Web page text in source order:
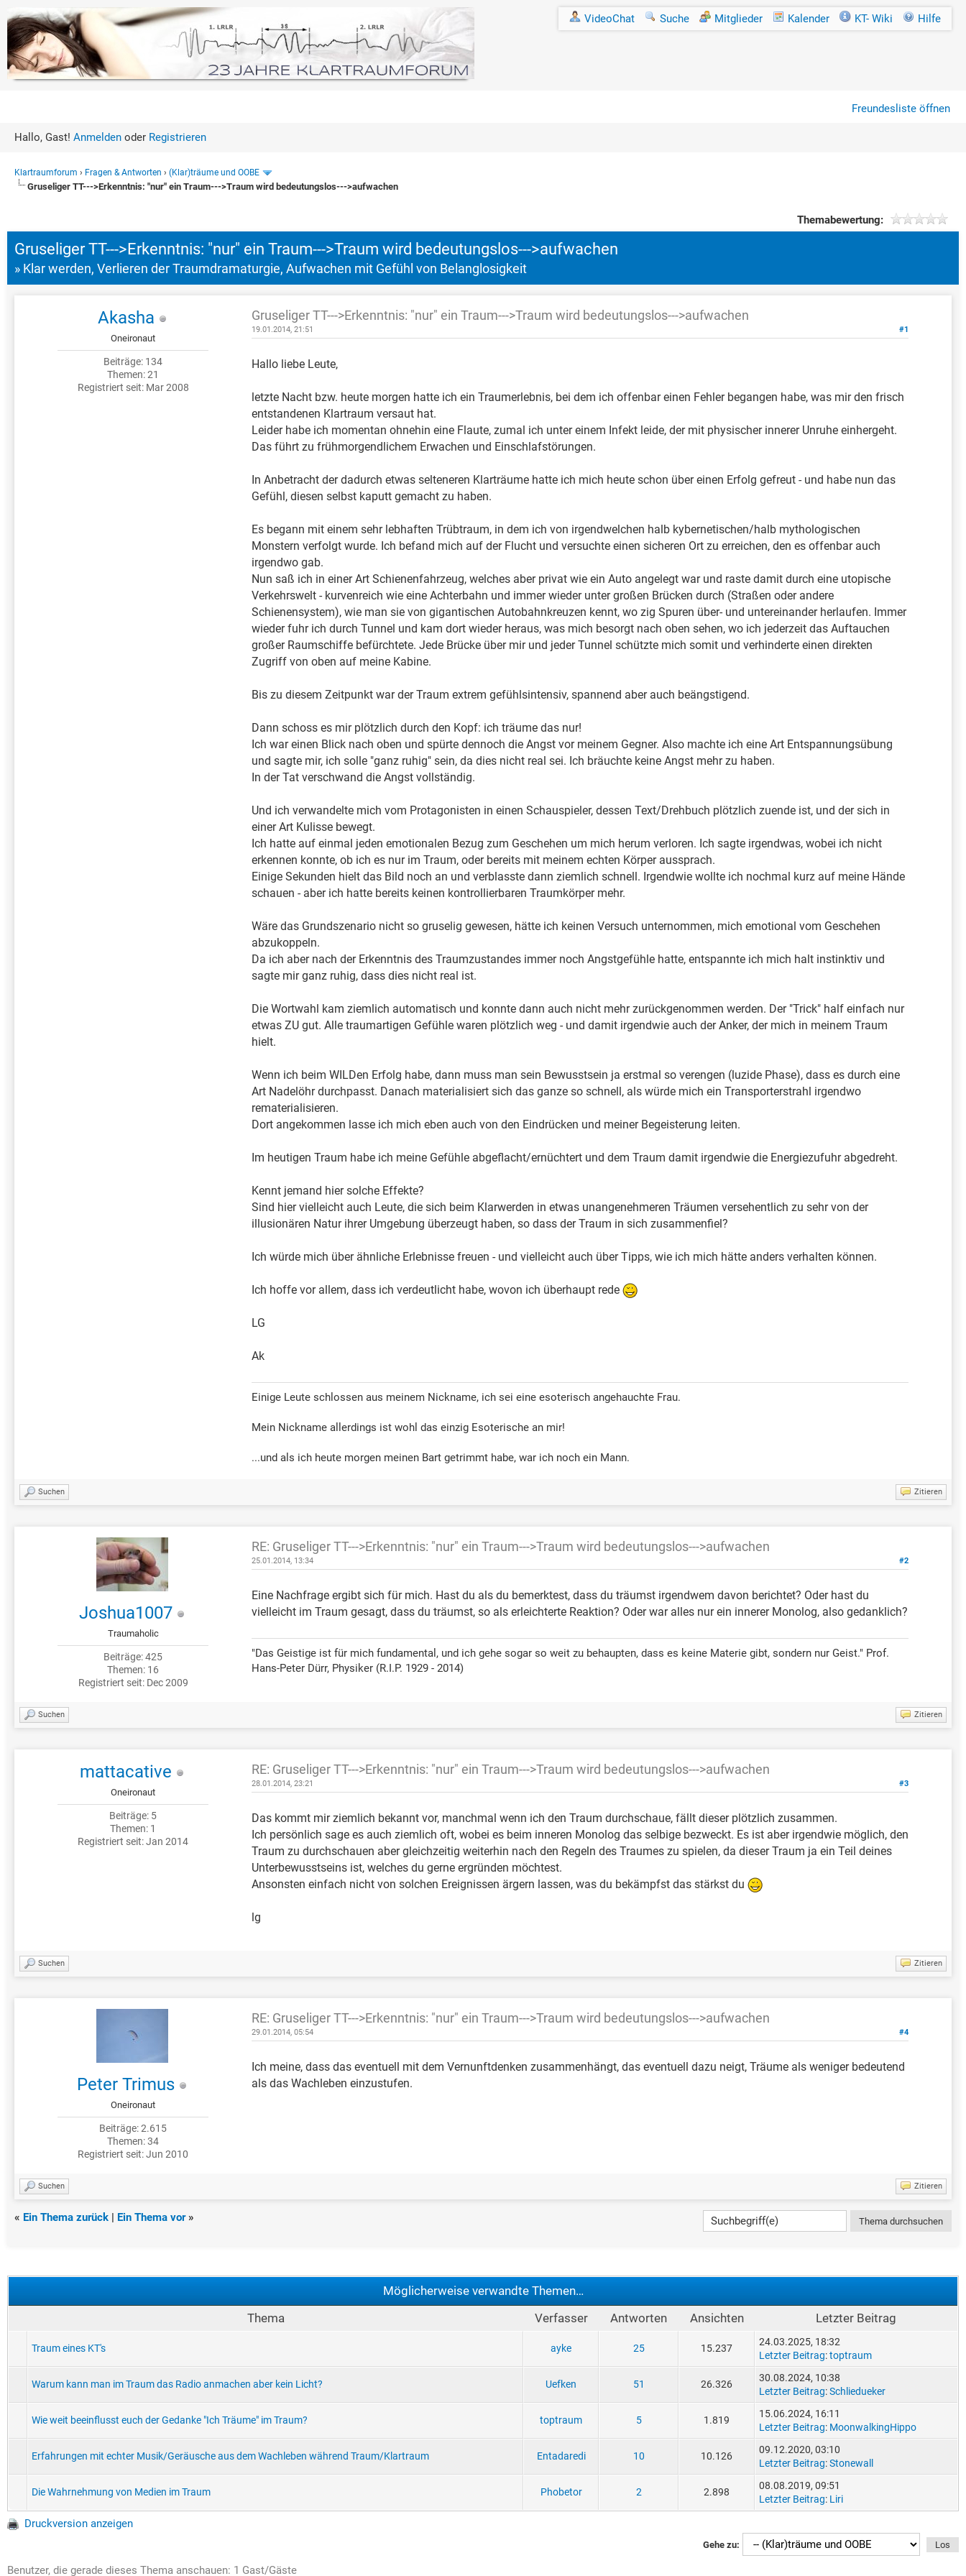
VideoChat Suche Mitglieder Kalender KT- Wiki Hilfe
Freundesliste öffnen
Hallo, Gast! Anmelden oder Registrieren
Klartraumforum › Fragen & Antworten › (Klar)träume und OOBE
Gruseliger TT--->Erkenntnis: "nur" ein Traum--->Traum wird bedeutungslos--->aufwachen
Themabewertung:
Gruseliger TT--->Erkenntnis: "nur" ein Traum--->Traum wird bedeutungslos--->aufwachen
» Klar werden, Verlieren der Traumdramaturgie, Aufwachen mit Gefühl von Belanglosigkeit
Akasha
Oneironaut
Beiträge: 134
Themen: 21
Registriert seit: Mar 2008
Gruseliger TT--->Erkenntnis: "nur" ein Traum--->Traum wird bedeutungslos--->aufwachen
#1
19.01.2014, 21:51
Hallo liebe Leute,
letzte Nacht bzw. heute morgen hatte ich ein Traumerlebnis, bei dem ich offenbar einen Fehler begangen habe, was mir den frisch
entstandenen Klartraum versaut hat.
Leider habe ich momentan ohnehin eine Flaute, zumal ich unter einem Infekt leide, der mit physischer innerer Unruhe einhergeht.
Das führt zu frühmorgendlichem Erwachen und Einschlafstörungen.
In Anbetracht der dadurch etwas selteneren Klarträume hatte ich mich heute schon über einen Erfolg gefreut - und habe nun das
Gefühl, diesen selbst kaputt gemacht zu haben.
Es begann mit einem sehr lebhaften Trübtraum, in dem ich von irgendwelchen halb kybernetischen/halb mythologischen
Monstern verfolgt wurde. Ich befand mich auf der Flucht und versuchte einen sicheren Ort zu erreichen, den es offenbar auch
irgendwo gab.
Nun saß ich in einer Art Schienenfahrzeug, welches aber privat wie ein Auto angelegt war und raste damit durch eine utopische
Verkehrswelt - kurvenreich wie eine Achterbahn und immer wieder unter großen Brücken durch (Straßen oder andere
Schienensystem), wie man sie von gigantischen Autobahnkreuzen kennt, wo zig Spuren über- und untereinander herlaufen. Immer
wieder fuhr ich durch Tunnel und kam dort wieder heraus, was mich besorgt nach oben sehen, wo ich jederzeit das Auftauchen
großer Raumschiffe befürchtete. Jede Brücke über mir und jeder Tunnel schützte mich somit und verhinderte einen direkten
Zugriff von oben auf meine Kabine.
Bis zu diesem Zeitpunkt war der Traum extrem gefühlsintensiv, spannend aber auch beängstigend.
Dann schoss es mir plötzlich durch den Kopf: ich träume das nur!
Ich war einen Blick nach oben und spürte dennoch die Angst vor meinem Gegner. Also machte ich eine Art Entspannungsübung
und sagte mir, ich solle "ganz ruhig" sein, da dies nicht real sei. Ich bräuchte keine Angst mehr zu haben.
In der Tat verschwand die Angst vollständig.
Und ich verwandelte mich vom Protagonisten in einen Schauspieler, dessen Text/Drehbuch plötzlich zuende ist, und der sich in
einer Art Kulisse bewegt.
Ich hatte auf einmal jeden emotionalen Bezug zum Geschehen um mich herum verloren. Ich sagte irgendwas, wobei ich nicht
erkennen konnte, ob ich es nur im Traum, oder bereits mit meinem echten Körper aussprach.
Einige Sekunden hielt das Bild noch an und verblasste dann ziemlich schnell. Irgendwie wollte ich nochmal kurz auf meine Hände
schauen - aber ich hatte bereits keinen kontrollierbaren Traumkörper mehr.
Wäre das Grundszenario nicht so gruselig gewesen, hätte ich keinen Versuch unternommen, mich emotional vom Geschehen
abzukoppeln.
Da ich aber nach der Erkenntnis des Traumzustandes immer noch Angstgefühle hatte, entspannte ich mich halt instinktiv und
sagte mir ganz ruhig, dass dies nicht real ist.
Die Wortwahl kam ziemlich automatisch und konnte dann auch nicht mehr zurückgenommen werden. Der "Trick" half einfach nur
etwas ZU gut. Alle traumartigen Gefühle waren plötzlich weg - und damit irgendwie auch der Anker, der mich in meinem Traum
hielt.
Wenn ich beim WILDen Erfolg habe, dann muss man sein Bewusstsein ja erstmal so verengen (luzide Phase), dass es durch eine
Art Nadelöhr durchpasst. Danach materialisiert sich das ganze so schnell, als würde mich ein Transporterstrahl irgendwo
rematerialisieren.
Dort angekommen lasse ich mich eben auch von den Eindrücken und meiner Begeisterung leiten.
Im heutigen Traum habe ich meine Gefühle abgeflacht/ernüchtert und dem Traum damit irgendwie die Energiezufuhr abgedreht.
Kennt jemand hier solche Effekte?
Sind hier vielleicht auch Leute, die sich beim Klarwerden in etwas unangenehmeren Träumen versehentlich zu sehr von der
illusionären Natur ihrer Umgebung überzeugt haben, so dass der Traum in sich zusammenfiel?
Ich würde mich über ähnliche Erlebnisse freuen - und vielleicht auch über Tipps, wie ich mich hätte anders verhalten können.
Ich hoffe vor allem, dass ich verdeutlicht habe, wovon ich überhaupt rede
LG
Ak
Einige Leute schlossen aus meinem Nickname, ich sei eine esoterisch angehauchte Frau.
Mein Nickname allerdings ist wohl das einzig Esoterische an mir!
...und als ich heute morgen meinen Bart getrimmt habe, war ich noch ein Mann.
Suchen Zitieren
Joshua1007
Traumaholic
Beiträge: 425
Themen: 16
Registriert seit: Dec 2009
RE: Gruseliger TT--->Erkenntnis: "nur" ein Traum--->Traum wird bedeutungslos--->aufwachen
#2
25.01.2014, 13:34
Eine Nachfrage ergibt sich für mich. Hast du als du bemerktest, dass du träumst irgendwem davon berichtet? Oder hast du
vielleicht im Traum gesagt, dass du träumst, so als erleichterte Reaktion? Oder war alles nur ein innerer Monolog, also gedanklich?
"Das Geistige ist für mich fundamental, und ich gehe sogar so weit zu behaupten, dass es keine Materie gibt, sondern nur Geist." Prof.
Hans-Peter Dürr, Physiker (R.I.P. 1929 - 2014)
Suchen Zitieren
mattacative
Oneironaut
Beiträge: 5
Themen: 1
Registriert seit: Jan 2014
RE: Gruseliger TT--->Erkenntnis: "nur" ein Traum--->Traum wird bedeutungslos--->aufwachen
#3
28.01.2014, 23:21
Das kommt mir ziemlich bekannt vor, manchmal wenn ich den Traum durchschaue, fällt dieser plötzlich zusammen.
Ich persönlich sage es auch ziemlich oft, wobei es beim inneren Monolog das selbige bezweckt. Es ist aber irgendwie möglich, den
Traum zu durchschauen aber gleichzeitig weiterhin nach den Regeln des Traumes zu spielen, da dieser Traum ja ein Teil deines
Unterbewusstseins ist, welches du gerne ergründen möchtest.
Ansonsten einfach nicht von solchen Ereignissen ärgern lassen, was du bekämpfst das stärkst du
lg
Suchen Zitieren
Peter Trimus
Oneironaut
Beiträge: 2.615
Themen: 34
Registriert seit: Jun 2010
RE: Gruseliger TT--->Erkenntnis: "nur" ein Traum--->Traum wird bedeutungslos--->aufwachen
#4
29.01.2014, 05:54
Ich meine, dass das eventuell mit dem Vernunftdenken zusammenhängt, das eventuell dazu neigt, Träume als weniger bedeutend
als das Wachleben einzustufen.
Suchen Zitieren
« Ein Thema zurück Ein Thema vor»
Möglicherweise verwandte Themen…
Thema
Verfasser Antworten Ansichten Letzter Beitrag
Traum eines KT's ayke 25 15.237
24.03.2025, 18:32
Letzter Beitrag:toptraum
Warum kann man im Traum das Radio anmachen aber kein Licht? Uefken 51 26.326
30.08.2024, 10:38
Letzter Beitrag:Schliedueker
Wie weit beeinflusst euch der Gedanke "Ich Träume" im Traum? toptraum 5 1.819
15.06.2024, 16:11
Letzter Beitrag: MoonwalkingHippo
Erfahrungen mit echter Musik/Geräusche aus dem Wachleben während Traum/Klartraum Entadaredi 10 10.126
09.12.2020, 03:10
Letzter Beitrag:Stonewall
Die Wahrnehmung von Medien im Traum Phobetor 2 2.898
08.08.2019, 09:51
Letzter Beitrag: Liri
Druckversion anzeigen
Gehe zu:
Benutzer, die gerade dieses Thema anschauen: 1 Gast/Gäste